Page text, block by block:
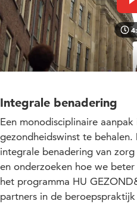
Integrale benadering
Een monodisciplinaire
gezondheidswinst te
integrale benadering van
en onderzoeken hoe we
het programma HU
partners in de